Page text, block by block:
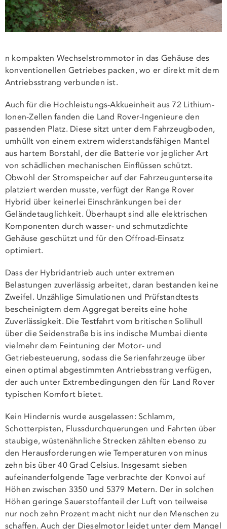
n kompakten Wechselstrommotor in das Gehäuse des
konventionellen Getriebes packen, wo er direkt mit dem
Antriebsstrang verbunden ist.
Auch für die Hochleistungs-Akkueinheit aus 72 Lithium-
Ionen-Zellen fanden die Land Rover-Ingenieure den
passenden Platz. Diese sitzt unter dem Fahrzeugboden,
umhüllt von einem extrem widerstandsfähigen Mantel
aus hartem Borstahl, der die Batterie vor jeglicher Art
von schädlichen mechanischen Einflüssen schützt.
Obwohl der Stromspeicher auf der Fahrzeugunterseite
platziert werden musste, verfügt der Range Rover
Hybrid über keinerlei Einschränkungen bei der
Geländetauglichkeit. Überhaupt sind alle elektrischen
Komponenten durch wasser- und schmutzdichte
Gehäuse geschützt und für den Offroad-Einsatz
optimiert.
Dass der Hybridantrieb auch unter extremen
Belastungen zuverlässig arbeitet, daran bestanden keine
Zweifel. Unzählige Simulationen und Prüfstandtests
bescheinigtem dem Aggregat bereits eine hohe
Zuverlässigkeit. Die Testfahrt vom britischen Solihull
über die Seidenstraße bis ins indische Mumbai diente
vielmehr dem Feintuning der Motor- und
Getriebesteuerung, sodass die Serienfahrzeuge über
einen optimal abgestimmten Antriebsstrang verfügen,
der auch unter Extrembedingungen den für Land Rover
typischen Komfort bietet.
Kein Hindernis wurde ausgelassen: Schlamm,
Schotterpisten, Flussdurchquerungen und Fahrten über
staubige, wüstenähnliche Strecken zählten ebenso zu
den Herausforderungen wie Temperaturen von minus
zehn bis über 40 Grad Celsius. Insgesamt sieben
aufeinanderfolgende Tage verbrachte der Konvoi auf
Höhen zwischen 3350 und 5379 Metern. Der in solchen
Höhen geringe Sauerstoffanteil der Luft von teilweise
nur noch zehn Prozent macht nicht nur den Menschen zu
schaffen. Auch der Dieselmotor leidet unter dem Mangel